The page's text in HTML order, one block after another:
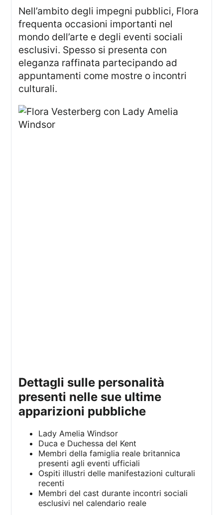
Nell’ambito degli impegni pubblici, Flora
frequenta occasioni importanti nel
mondo dell’arte e degli eventi sociali
esclusivi. Spesso si presenta con
eleganza raffinata partecipando ad
appuntamenti come mostre o incontri
culturali.
dettagli sulle personalità
presenti nelle sue ultime
apparizioni pubbliche
Lady Amelia Windsor
Duca e Duchessa del Kent
Membri della famiglia reale britannica
presenti agli eventi ufficiali
Ospiti illustri delle manifestazioni culturali
recenti
Membri del cast durante incontri sociali
esclusivi nel calendario reale